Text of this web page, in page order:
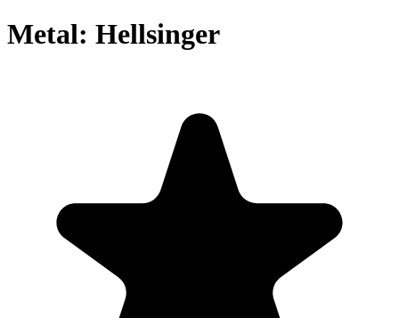
Metal: Hellsinger